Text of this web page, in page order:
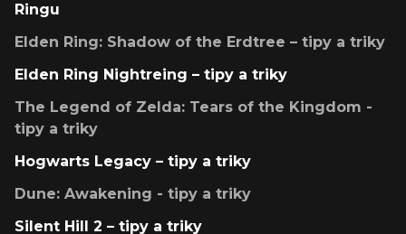
Ringu
Elden Ring: Shadow of the Erdtree – tipy a triky
Elden Ring Nightreing – tipy a triky
The Legend of Zelda: Tears of the Kingdom -
tipy a triky
Hogwarts Legacy – tipy a triky
Dune: Awakening - tipy a triky
Silent Hill 2 – tipy a triky